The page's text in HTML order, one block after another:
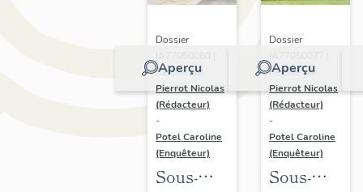
Aperçu
Dossier
Réalisé par
Pierrot Nicolas
(Rédacteur)
-
Potel Caroline
(Enquêteur)
Sous-
Aperçu
Dossier
Réalisé par
Pierrot Nicolas
(Rédacteur)
-
Potel Caroline
(Enquêteur)
Sous-